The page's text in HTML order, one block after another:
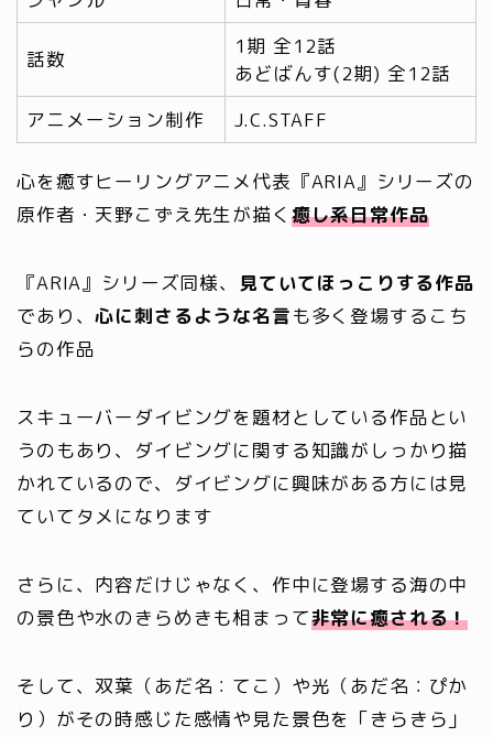
話数
1期 全12話
あどばんす(2期) 全12話
アニメーション制作
J.C.STAFF
心を癒すヒーリングアニメ代表『ARIA』シリーズの
原作者・天野こずえ先生が描く 癒し系日常作品
『ARIA』シリーズ同様、 見ていてほっこりする作品
であり、心に刺さるような名言も多く登場するこち
らの作品
スキューバーダイビングを題材としている作品とい
うのもあり、ダイビングに関する知識がしっかり描
かれているので、ダイビングに興味がある方には見
ていてタメになります
さらに、内容だけじゃなく、作中に登場する海の中
の景色や水のきらめきも相まって非常に癒される！
そして、双葉（あだ名：てこ）や光（あだ名：ぴか
り）がその時感じた感情や見た景色を「きらきら」